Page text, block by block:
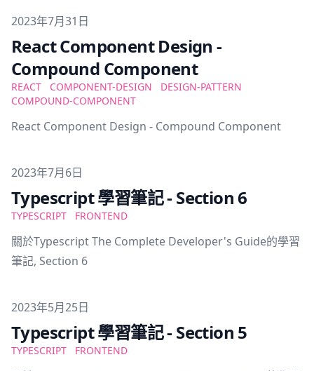
Published on
2023年7月31日
React Component Design -
Compound Component
REACT COMPONENT-DESIGN
DESIGN-PATTERN
COMPOUND-COMPONENT
React Component Design - Compound Component
Published on
2023年7月6日
Typescript 學習筆記 - Section 6
TYPESCRIPT FRONTEND
關於Typescript The Complete Developer's Guide的學習
筆記, Section 6
Published on
2023年5月25日
Typescript 學習筆記 - Section 5
TYPESCRIPT FRONTEND